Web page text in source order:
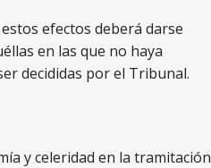
efectos deberá darse
en las que no haya
decididas por el Tribunal.
y celeridad en la tramitación